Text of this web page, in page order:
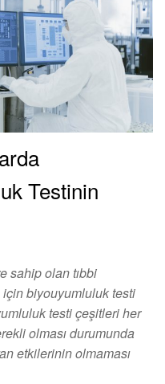
Testinin
sahip olan tıbbi
için biyouyumluluk testi
testi çeşitleri her
olması durumunda
etkilerinin olmaması